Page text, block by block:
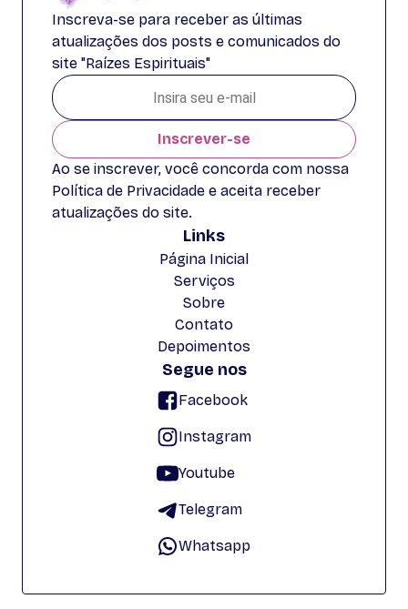
Inscreva-se para receber as últimas
atualizações dos posts e comunicados do
site "Raízes Espirituais"
Inscrever-se
Ao se inscrever, você concorda com nossa
Política de Privacidade e aceita receber
atualizações do site.
Links
Página Inicial
Serviços
Sobre
Contato
Depoimentos
Segue nos
Facebook
Instagram
Youtube
Telegram
Whatsapp